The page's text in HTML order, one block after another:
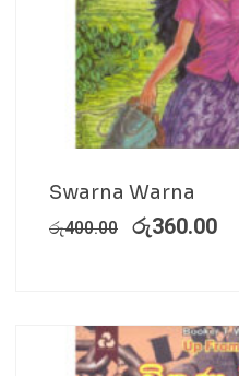
Swarna Warna
රු400.00 රු360.00